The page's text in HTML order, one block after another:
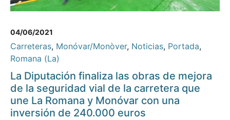
04/06/2021
Carreteras, Monóvar/Monòver, Noticias, Portada,
Romana (La)
La Diputación finaliza las obras de mejora
de la seguridad vial de la carretera que
une La Romana y Monóvar con una
inversión de 240.000 euros